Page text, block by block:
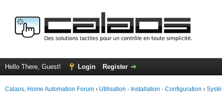
Hello There, Guest! Login Register
Calaos, Home Automation Forum › Utilisation - Installation - Configuration ›